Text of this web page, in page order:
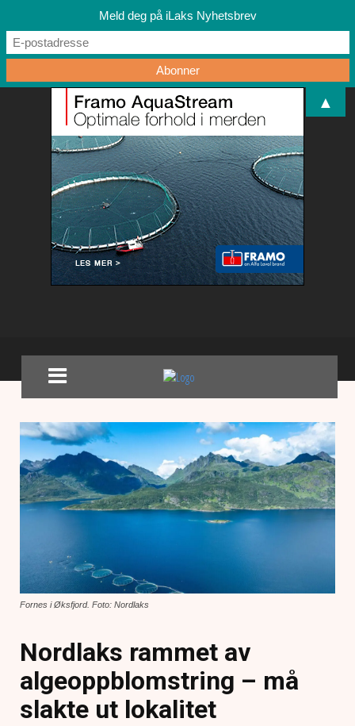
Fornes i Øksfjord. Foto: Nordlaks
Nordlaks rammet av
algeoppblomstring – må
slakte ut lokalitet
Meld deg på iLaks Nyhetsbrev
▲